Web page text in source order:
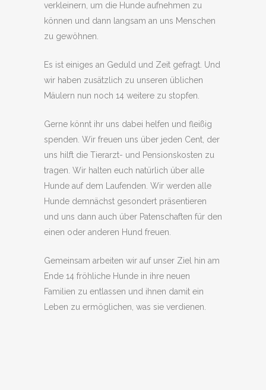
verkleinern, um die Hunde aufnehmen zu
können und dann langsam an uns Menschen
zu gewöhnen.
Es ist einiges an Geduld und Zeit gefragt. Und
wir haben zusätzlich zu unseren üblichen
Mäulern nun noch 14 weitere zu stopfen.
Gerne könnt ihr uns dabei helfen und fleißig
spenden. Wir freuen uns über jeden Cent, der
uns hilft die Tierarzt- und Pensionskosten zu
tragen. Wir halten euch natürlich über alle
Hunde auf dem Laufenden. Wir werden alle
Hunde demnächst gesondert präsentieren
und uns dann auch über Patenschaften für den
einen oder anderen Hund freuen.
Gemeinsam arbeiten wir auf unser Ziel hin am
Ende 14 fröhliche Hunde in ihre neuen
Familien zu entlassen und ihnen damit ein
Leben zu ermöglichen, was sie verdienen.